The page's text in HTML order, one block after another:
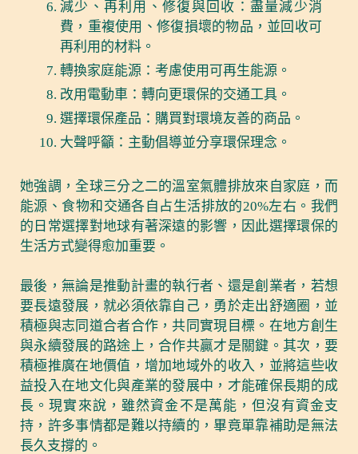
減少、再利用、修復與回收：盡量減少消
費，重複使用、修復損壞的物品，並回收可
再利用的材料。
轉換家庭能源：考慮使用可再生能源。
改用電動車：轉向更環保的交通工具。
選擇環保產品：購買對環境友善的商品。
大聲呼籲：主動倡導並分享環保理念。
她強調，全球三分之二的溫室氣體排放來自家庭，而
能源、食物和交通各自占生活排放的20%左右。我們
的日常選擇對地球有著深遠的影響，因此選擇環保的
生活方式變得愈加重要。
最後，無論是推動計畫的執行者、還是創業者，若想
要長遠發展，就必須依靠自己，勇於走出舒適圈，並
積極與志同道合者合作，共同實現目標。在地方創生
與永續發展的路途上，合作共贏才是關鍵。其次，要
積極推廣在地價值，增加地域外的收入，並將這些收
益投入在地文化與產業的發展中，才能確保長期的成
長。現實來說，雖然資金不是萬能，但沒有資金支
持，許多事情都是難以持續的，畢竟單靠補助是無法
長久支撐的。